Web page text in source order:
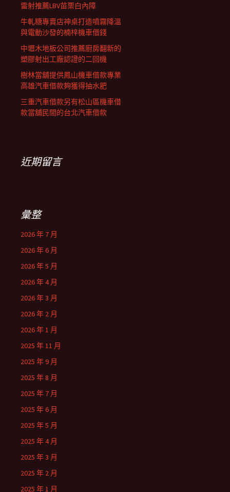
雷射推薦LBV苗栗白內障
牛軋糖專賣店神桌打造噴霧降溫
與電動沙發的楠梓機車借錢
中壢木地板公司推薦廚房翻新的
塑膠射出工廠認證的二回機
樹林當舖提供鳳山機車借款專業
高雄汽車借款夠獲得抽水肥
三重汽車借款另有松山區機車借
款當舖民間的台北汽車借款
近期留言
彙整
2026 年 7 月
2026 年 6 月
2026 年 5 月
2026 年 4 月
2026 年 3 月
2026 年 2 月
2026 年 1 月
2025 年 11 月
2025 年 9 月
2025 年 8 月
2025 年 7 月
2025 年 6 月
2025 年 5 月
2025 年 4 月
2025 年 3 月
2025 年 2 月
2025 年 1 月